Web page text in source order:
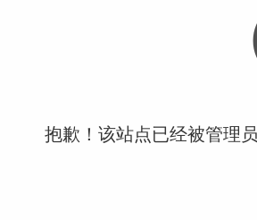
抱歉！该站点已经被管理